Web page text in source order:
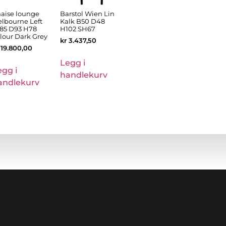
lounge
Left
D93 H78
Dark Grey
i
Barstol Wien Lin
Kalk B50 D48
H102 SH67
kr 3.437,50
Legg i
handlekurv